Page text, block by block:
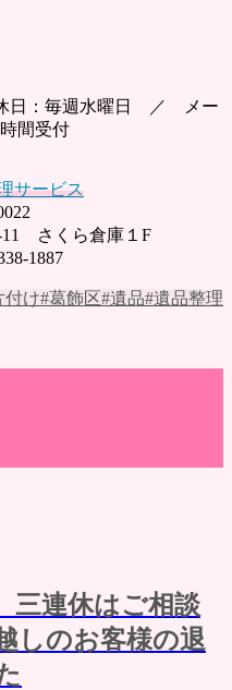
日：毎週水曜日 ／ メー
間受付
サービス
11 さくら倉庫１F
1887
付け#葛飾区#遺品#遺品整理
三連休はご相談
しのお客様の退